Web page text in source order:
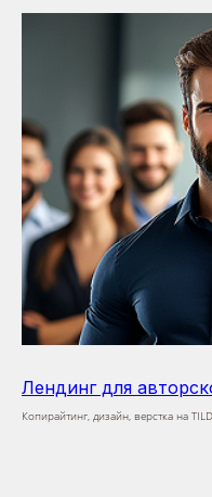
Лендинг для
Копирайтинг, дизайн, верстка на